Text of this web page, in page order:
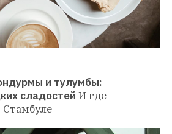
и тулумбы:
сладостей И где
Стамбуле